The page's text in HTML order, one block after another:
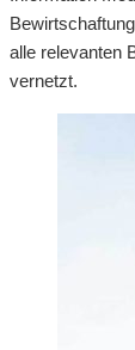
alle relevanten
vernetzt.